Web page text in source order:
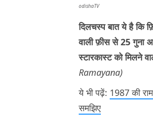
odishaTV
दिलचस्प बात ये है कि
वाली फ़ीस से 25 गुना
स्टारकास्ट को मिलने
Ramayana)
ये भी पढ़ें: 1987 की
समझिए